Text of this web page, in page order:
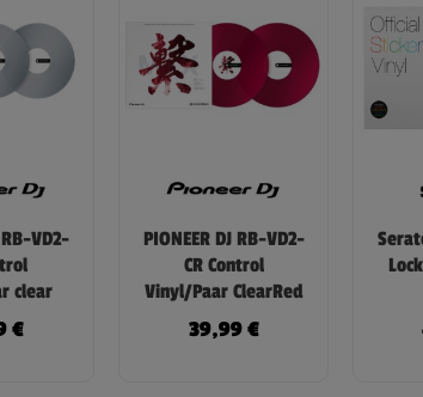
RB-VD2-
clear
€
PIONEER DJ RB-VD2-
CR Control
Vinyl/Paar ClearRed
39,99€